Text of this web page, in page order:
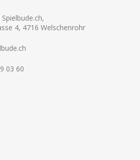
4, 4716 Welschenrohr
03 60